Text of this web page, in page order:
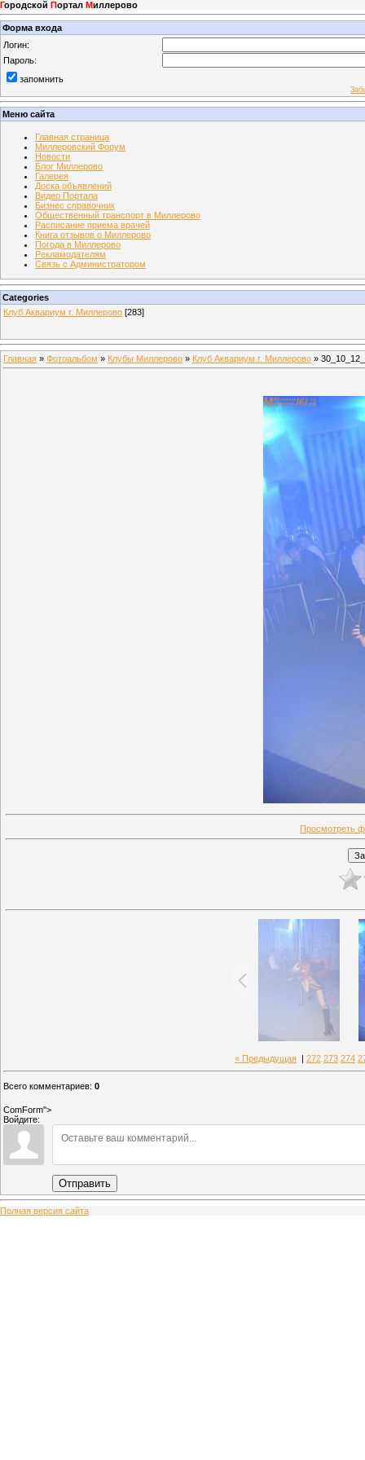
Городской Портал Миллерово
Форма входа
Логин:
Пароль:
запомнить
Меню сайта
Главная страница
Миллеровский Форум
Новости
Блог Миллерово
Галерея
Доска объявлений
Видео Портала
Бизнес справочник
Общественный транспорт в Миллерово
Расписание приема врачей
Книга отзывов о Миллерово
Погода в Миллерово
Рекламодателям
Связь с Администратором
Categories
Клуб Аквариум г. Миллерово [283]
Главная » Фотоальбом » Клубы Миллерово » Клуб Аквариум г. Миллерово »
Просмотреть
« Предыдущая 272 273 274
Всего комментариев: 0
ComForm">
Войдите:
Отправить
Полная версия сайта